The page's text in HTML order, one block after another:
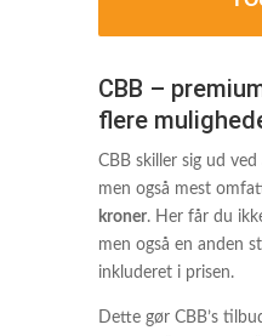
CBB –
flere
CBB skiller sig ud
men også mest
kroner. Her får du
men også en anden
inkluderet i prisen.
Dette gør CBB’s